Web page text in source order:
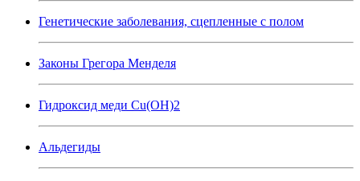
Генетические заболевания, сцепленные с полом
Законы Грегора Менделя
Гидроксид меди Cu(OH)2
Альдегиды